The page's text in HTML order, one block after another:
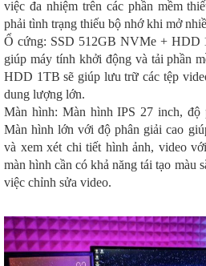
việc đa nhiệm trên các phần mềm
phải tình trạng thiếu bộ nhớ khi mở
Ổ cứng: SSD 512GB NVMe + HDD
giúp máy tính khởi động và tải phần
HDD 1TB sẽ giúp lưu trữ các tệp
dung lượng lớn.
Màn hình: Màn hình IPS 27 inch, độ
Màn hình lớn với độ phân giải cao
và xem xét chi tiết hình ảnh, video
màn hình cần có khả năng tái tạo màu
việc chỉnh sửa video.